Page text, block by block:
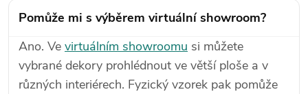
Pomůže mi s výběrem virtuální showroom?
Ano. Ve virtuálním showroomu si můžete
vybrané dekory prohlédnout ve větší ploše a v
různých interiérech. Fyzický vzorek pak pomůže